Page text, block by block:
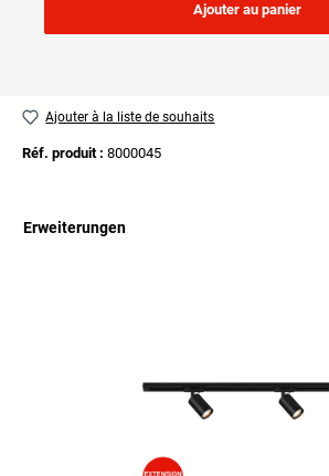
Ajouter au panier
Ajouter à la liste de souhaits
Réf. produit : 8000045
Erweiterungen